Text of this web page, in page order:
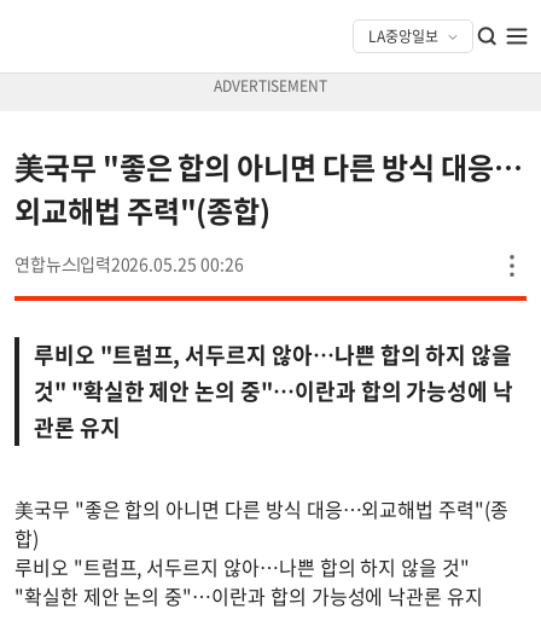
美국무 "좋은 합의 아니면 다른 방식 대응…
외교해법 주력"(종합)
연합뉴스 2026.05.25 00:26
루비오 "트럼프, 서두르지 않아…나쁜 합의 하지 않을
것" "확실한 제안 논의 중"…이란과 합의 가능성에 낙
관론 유지
美국무 "좋은 합의 아니면 다른 방식 대응…외교해법 주력"(종
합)
루비오 "트럼프, 서두르지 않아…나쁜 합의 하지 않을 것"
"확실한 제안 논의 중"…이란과 합의 가능성에 낙관론 유지